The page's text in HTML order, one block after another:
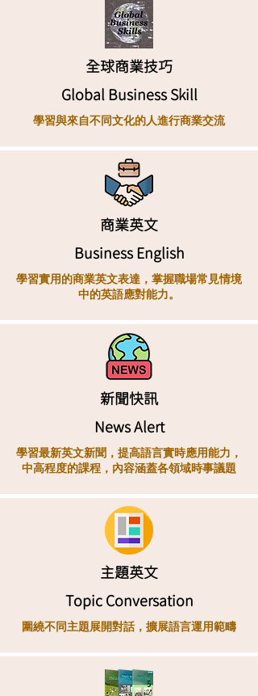
全球商業技巧
Global Business Skill
學習與來自不同文化的人進行商業交流
商業英文
Business English
學習實用的商業英文表達，掌握職場常見情境
中的英語應對能力。
新聞快訊
News Alert
學習最新英文新聞，提高語言實時應用能力，
中高程度的課程，內容涵蓋各領域時事議題
主題英文
Topic Conversation
圍繞不同主題展開對話，擴展語言運用範疇